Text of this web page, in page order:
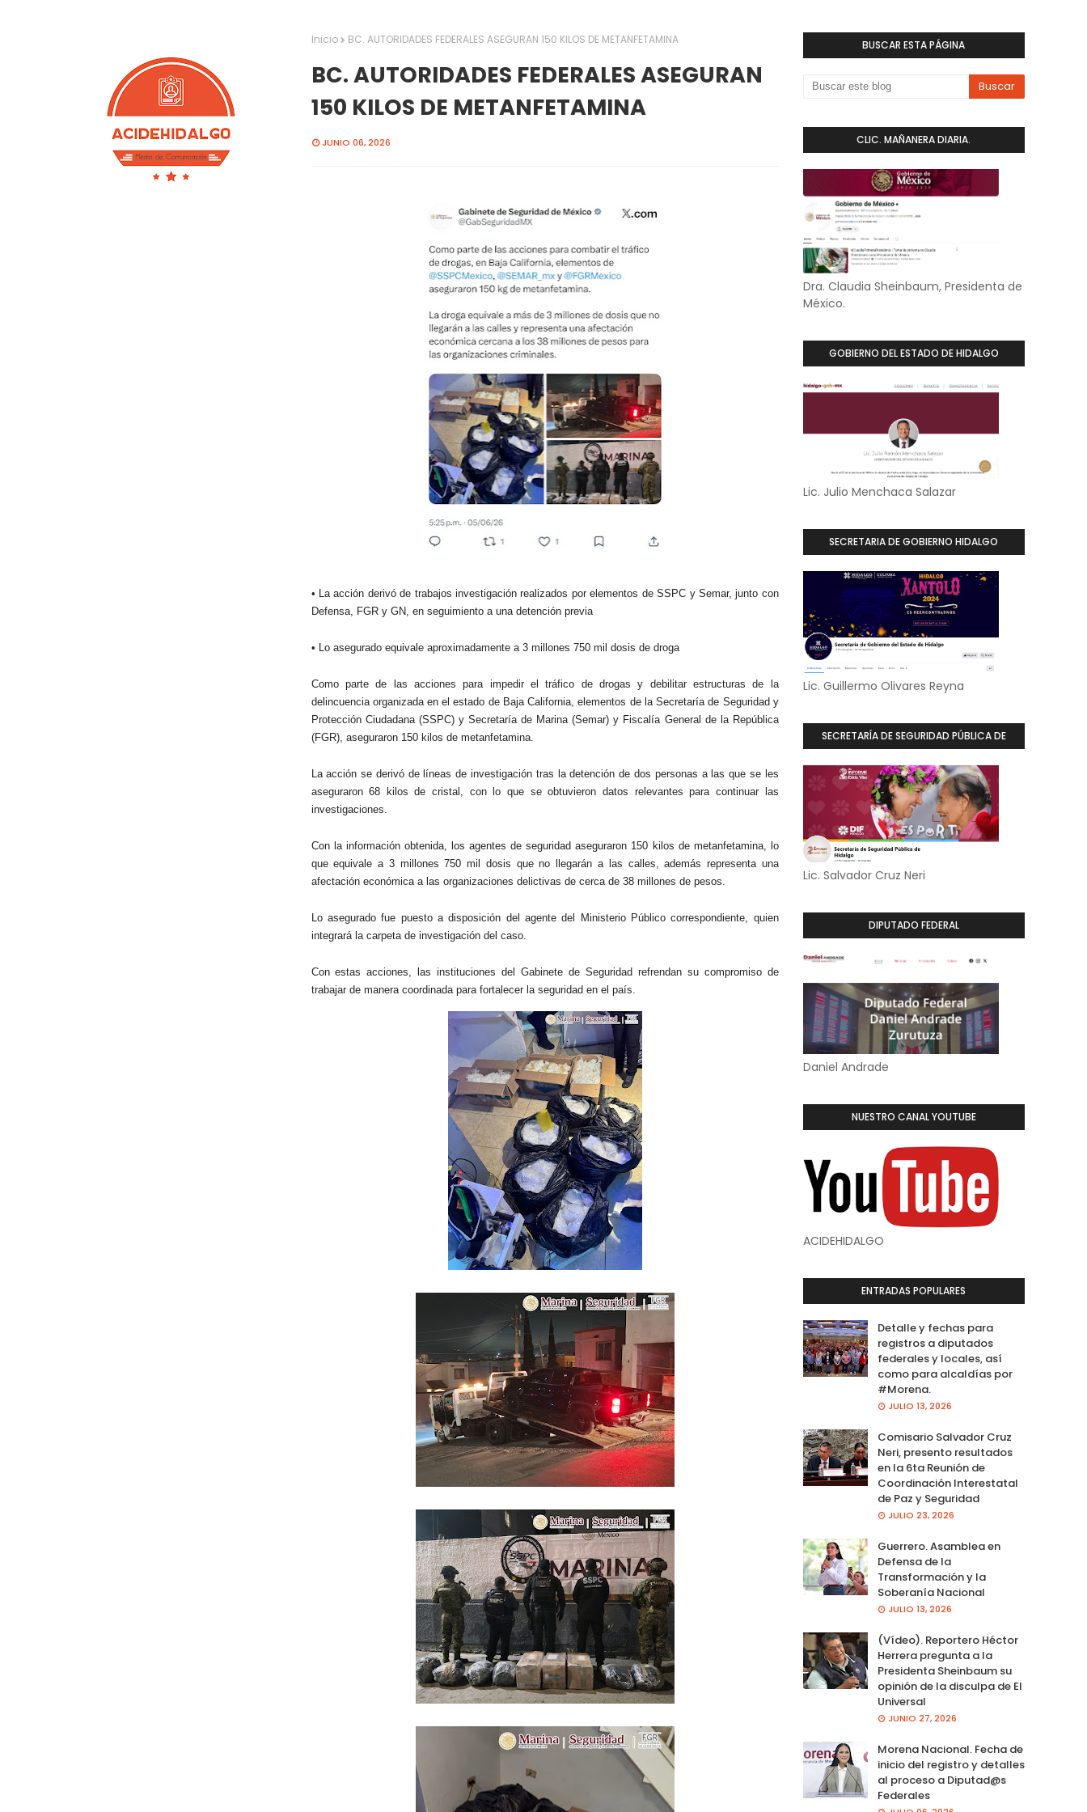
Inicio BC. AUTORIDADES FEDERALES ASEGURAN 150 KILOS DE METANFETAMINA
BC. AUTORIDADES FEDERALES ASEGURAN
150 KILOS DE METANFETAMINA
JUNIO 06, 2026
• La acción derivó de trabajos investigación realizados por elementos de SSPC y Semar, junto con
Defensa, FGR y GN, en seguimiento a una detención previa
• Lo asegurado equivale aproximadamente a 3 millones 750 mil dosis de droga
Como parte de las acciones para impedir el tráfico de drogas y debilitar estructuras de la
delincuencia organizada en el estado de Baja California, elementos de la Secretaría de Seguridad y
Protección Ciudadana (SSPC) y Secretaría de Marina (Semar) y Fiscalía General de la República
(FGR), aseguraron 150 kilos de metanfetamina.
La acción se derivó de líneas de investigación tras la detención de dos personas a las que se les
aseguraron 68 kilos de cristal, con lo que se obtuvieron datos relevantes para continuar las
investigaciones.
Con la información obtenida, los agentes de seguridad aseguraron 150 kilos de metanfetamina, lo
que equivale a 3 millones 750 mil dosis que no llegarán a las calles, además representa una
afectación económica a las organizaciones delictivas de cerca de 38 millones de pesos.
Lo asegurado fue puesto a disposición del agente del Ministerio Público correspondiente, quien
integrará la carpeta de investigación del caso.
Con estas acciones, las instituciones del Gabinete de Seguridad refrendan su compromiso de
trabajar de manera coordinada para fortalecer la seguridad en el país.
BUSCAR ESTA PÁGINA
CLIC. MAÑANERA DIARIA.
Dra. Claudia Sheinbaum, Presidenta de
México.
GOBIERNO DEL ESTADO DE HIDALGO
Lic. Julio Menchaca Salazar
SECRETARIA DE GOBIERNO HIDALGO
Lic. Guillermo Olivares Reyna
SECRETARÍA DE SEGURIDAD PÚBLICA DE
Lic. Salvador Cruz Neri
DIPUTADO FEDERAL
Daniel Andrade
NUESTRO CANAL YOUTUBE
ACIDEHIDALGO
ENTRADAS POPULARES
Detalle y fechas para
registros a diputados
federales y locales, así
como para alcaldías por
#Morena.
JULIO 13, 2026
Comisario Salvador Cruz
Neri, presento resultados
en la 6ta Reunión de
Coordinación Interestatal
de Paz y Seguridad
JULIO 23, 2026
Guerrero. Asamblea en
Defensa de la
Transformación y la
Soberanía Nacional
JULIO 13, 2026
(Vídeo). Reportero Héctor
Herrera pregunta a la
Presidenta Sheinbaum su
opinión de la disculpa de El
Universal
JUNIO 27, 2026
Morena Nacional. Fecha de
inicio del registro y detalles
al proceso a Diputad@s
Federales